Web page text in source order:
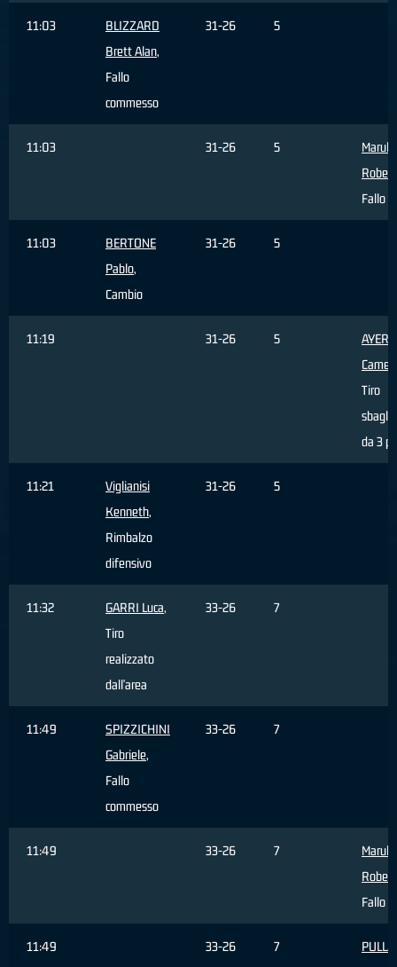
11:03
BLIZZARD
Brett Alan,
Fallo
commesso
31-26 5
11:03 31-26 5
Marulli
Fallo
11:03
BERTONE
Pablo,
Cambio
31-26 5
11:19 31-26 5
AYERS
Tiro
da 3
11:21
Viglianisi
Kenneth,
Rimbalzo
difensivo
31-26 5
11:32 GARRI Luca,
Tiro
realizzato
dall'area
33-26 7
11:49
SPIZZICHINI
Gabriele,
Fallo
commesso
33-26 7
11:49 33-26 7
Marulli
Fallo
11:49 33-26 7